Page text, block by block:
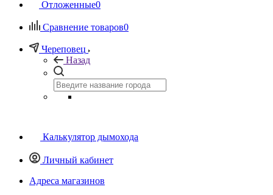
Отложенные0
Сравнение товаров0
Череповец
Назад
Калькулятор дымохода
Личный кабинет
Адреса магазинов